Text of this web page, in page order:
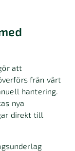
att
från vårt
hantering.
nya
direkt till